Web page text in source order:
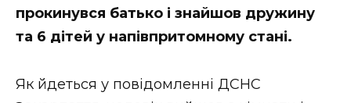
ЗАКАРПАТСЬКІ НОВИНИ
прокинувся батько і знайшов дружину
та 6 дітей у напівпритомному стані.
Як йдеться у повідомленні ДСНС